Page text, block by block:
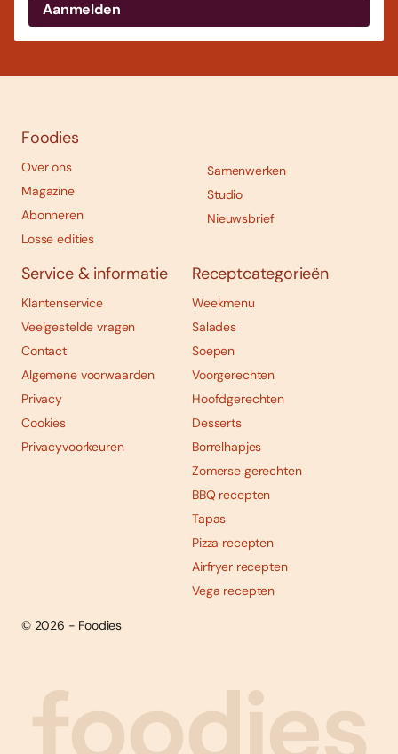
Abonneren
Bestellen
Foodies
Over ons
Magazine
Abonneren
Losse edities
Samenwerken
Studio
Nieuwsbrief
Service & informatie
Klantenservice
Veelgestelde vragen
Contact
Algemene voorwaarden
Privacy
Cookies
Privacyvoorkeuren
Receptcategorieën
Weekmenu
Salades
Soepen
Voorgerechten
Hoofdgerechten
Desserts
Borrelhapjes
Zomerse gerechten
BBQ recepten
Tapas
Pizza recepten
Airfryer recepten
Vega recepten
© 2026 - Foodies